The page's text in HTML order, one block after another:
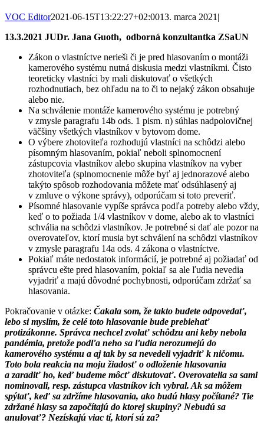
VOC Editor2021-06-15T13:22:27+02:0013. marca 2021 |
13.3.2021 JUDr. Jana Guoth, odborná konzultantka ZSaUN
Zákon o vlastníctve nerieši či je pred hlasovaním o montáži
kamerového systému nutná diskusia medzi vlastníkmi. Čisto
teoreticky vlastníci by mali diskutovať o všetkých
rozhodnutiach, bez ohľadu na to či to nejaký zákon obsahuje
alebo nie.
Na schválenie montáže kamerového systému je potrebný
v zmysle paragrafu 14b ods. 1 pism. n) súhlas nadpolovičnej
väčšiny všetkých vlastníkov v bytovom dome.
O výbere zhotoviteľa rozhodujú vlastníci na schôdzi alebo
písomným hlasovaním, pokiaľ neboli splnomocnení
zástupcovia vlastníkov alebo skupina vlastníkov na vyber
zhotoviteľa (splnomocnenie môže byť aj jednorazové alebo
takýto spôsob rozhodovania môžete mať odsúhlasený aj
v zmluve o výkone správy), odporúčam si toto preveriť.
Písomné hlasovanie vypíše správca podľa potreby alebo vždy,
keď o to požiada 1/4 vlastníkov v dome, alebo ak to vlastníci
schvália na schôdzi vlastníkov. Je potrebné si dať ale pozor na
overovateľov, ktorí musia byt schválení na schôdzi vlastníkov
v zmysle paragrafu 14a ods. 4 zákona o vlastníctve.
Pokiaľ máte nedostatok informácií, je potrebné aj požiadať od
správcu ešte pred hlasovaním, pokiaľ sa ale ľudia nevedia
vyjadriť a majú dôvodné pochybnosti, odporúčam zdržať sa
hlasovania.
Pokračovanie v otázke: Čakala som, že takto budete odpovedať,
lebo si myslím, že celé toto hlasovanie bude prebiehať
protizákonne. Správca nechcel zvolať schôdzu ani keby nebola
pandémia, pretože podľa neho sa ľudia nerozumejú do
kamerového systému a aj tak by sa nevedeli vyjadriť k ničomu.
Toto bola reakcia na moju žiadosť o odloženie hlasovania
a zaradiť ho, keď budeme môcť diskutovať. Overovatelia sa sami
nominovali, resp. zástupca vlastníkov ich vybral. Ak sa môžem
spýtať, keď sa zdržíme hlasovania, ako budú hlasy počítané? Tie
zdržané hlasy sa započítajú do ktorej skupiny? Nebudú sa
anulovať? Nezískajú viac tí, ktorí sú za?